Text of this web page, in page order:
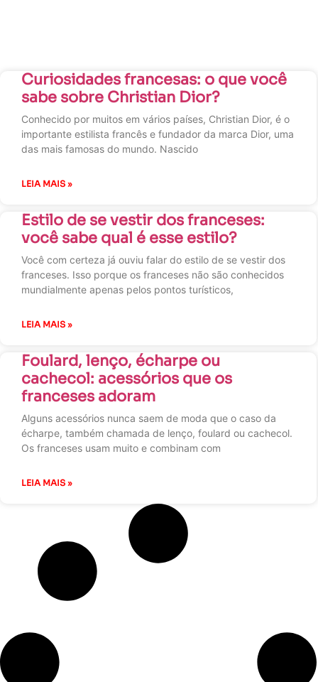
Curiosidades francesas: o que você
sabe sobre Christian Dior?
Conhecido por muitos em vários países, Christian Dior, é o
importante estilista francês e fundador da marca Dior, uma
das mais famosas do mundo. Nascido
LEIA MAIS »
Estilo de se vestir dos franceses:
você sabe qual é esse estilo?
Você com certeza já ouviu falar do estilo de se vestir dos
franceses. Isso porque os franceses não são conhecidos
mundialmente apenas pelos pontos turísticos,
LEIA MAIS »
Foulard, lenço, écharpe ou
cachecol: acessórios que os
franceses adoram
Alguns acessórios nunca saem de moda que o caso da
écharpe, também chamada de lenço, foulard ou cachecol.
Os franceses usam muito e combinam com
LEIA MAIS »